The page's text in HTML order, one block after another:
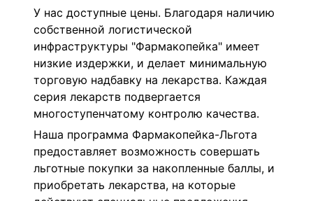
У нас доступные цены. Благодаря наличию
собственной логистической
инфраструктуры "Фармакопейка" имеет
низкие издержки, и делает минимальную
торговую надбавку на лекарства. Каждая
серия лекарств подвергается
многоступенчатому контролю качества.
Наша программа Фармакопейка-Льгота
предоставляет возможность совершать
льготные покупки за накопленные баллы, и
приобретать лекарства, на которые